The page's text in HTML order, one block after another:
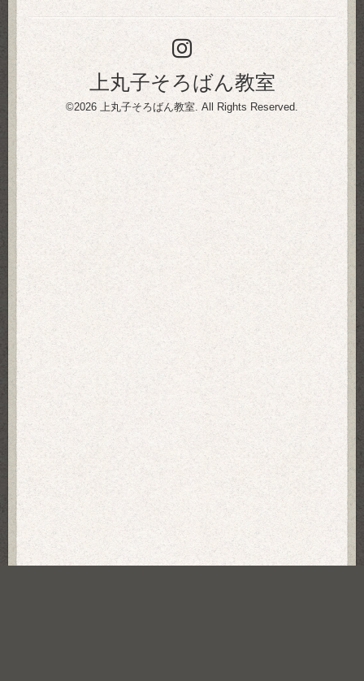
上丸子そろばん教室
©2026 上丸子そろばん教室 . All Rights Reserved.